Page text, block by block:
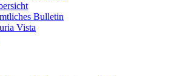
Bulletin
Vista